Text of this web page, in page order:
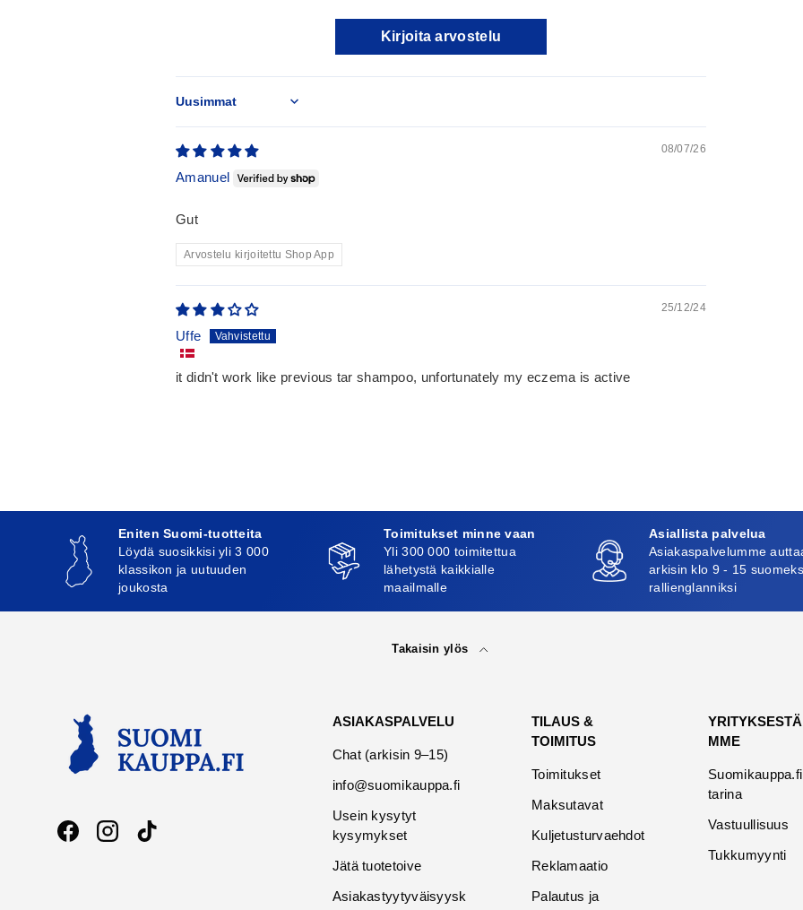
Kirjoita arvostelu
Sort by
08/07/26
Amanuel
Gut
Arvostelu kirjoitettu Shop App
25/12/24
Uffe
it didn't work like previous tar shampoo, unfortunately my eczema is active
Eniten Suomi-tuotteita
Löydä suosikkisi yli 3 000
klassikon ja uutuuden
joukosta
Toimitukset minne vaan
Yli 300 000 toimitettua
lähetystä kaikkialle
maailmalle
Asiallista palvelua
Asiakaspalvelumme
arkisin klo 9 - 15
rallienglanniksi
Takaisin ylös
FacebookInstagramTikTok
ASIAKASPALVELU
Chat (arkisin 9–15)
info@suomikauppa.fi
Usein kysytyt
kysymykset
Jätä tuotetoive
Asiakastyytyväisyysk
TILAUS &
TOIMITUS
Toimitukset
Maksutavat
Kuljetusturvaehdot
Reklamaatio
Palautus ja
YRITYKSESTÄ
MME
Suomikauppa.fi
tarina
Vastuullisuus
Tukkumyynti